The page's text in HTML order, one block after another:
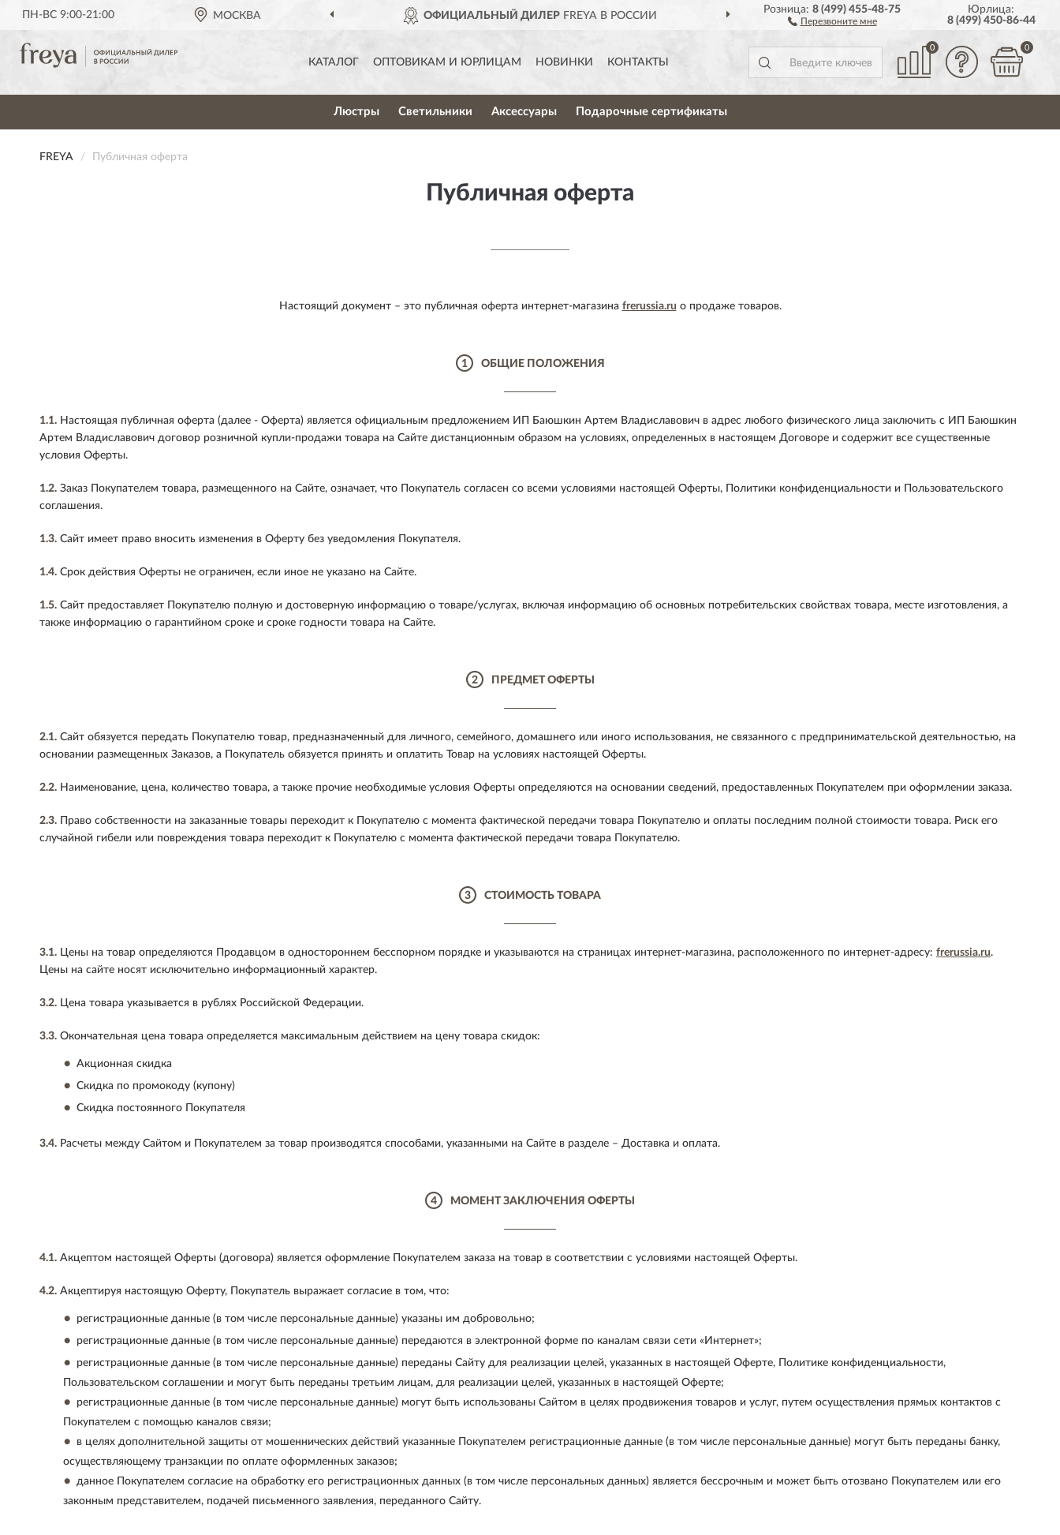
ПН-ВС 9:00-21:00 МОСКВА ОФИЦИАЛЬНЫЙ ДИЛЕРFREYA В РОССИИ ДОСТАВИМ ПО ВСЕЙ РОССИИ
Розница:8 (499) 455-48-75
Перезвоните мне
Юрлица:
8 (499) 450-86-44
КАТАЛОГ ОПТОВИКАМ И ЮРЛИЦАМ НОВИНКИ КОНТАКТЫ
0 0
Люстры Светильники Аксессуары Подарочные сертификаты
FREYA Публичная оферта
Публичная оферта
Настоящий документ – это публичная оферта интернет-магазина frerussia.ru о продаже товаров.
1 ОБЩИЕ ПОЛОЖЕНИЯ
1.1. Настоящая публичная оферта (далее - Оферта) является официальным предложением ИП Баюшкин Артем Владиславович в адрес любого физического лица заключить с ИП Баюшкин
Артем Владиславович договор розничной купли-продажи товара на Сайте дистанционным образом на условиях, определенных в настоящем Договоре и содержит все существенные
условия Оферты.
1.2. Заказ Покупателем товара, размещенного на Сайте, означает, что Покупатель согласен со всеми условиями настоящей Оферты, Политики конфиденциальности и Пользовательского
соглашения.
1.3. Сайт имеет право вносить изменения в Оферту без уведомления Покупателя.
1.4. Срок действия Оферты не ограничен, если иное не указано на Сайте.
1.5. Сайт предоставляет Покупателю полную и достоверную информацию о товаре/услугах, включая информацию об основных потребительских свойствах товара, месте изготовления, а
также информацию о гарантийном сроке и сроке годности товара на Сайте.
2 ПРЕДМЕТ ОФЕРТЫ
2.1. Сайт обязуется передать Покупателю товар, предназначенный для личного, семейного, домашнего или иного использования, не связанного с предпринимательской деятельностью, на
основании размещенных Заказов, а Покупатель обязуется принять и оплатить Товар на условиях настоящей Оферты.
2.2. Наименование, цена, количество товара, а также прочие необходимые условия Оферты определяются на основании сведений, предоставленных Покупателем при оформлении заказа.
2.3. Право собственности на заказанные товары переходит к Покупателю с момента фактической передачи товара Покупателю и оплаты последним полной стоимости товара. Риск его
случайной гибели или повреждения товара переходит к Покупателю с момента фактической передачи товара Покупателю.
3 СТОИМОСТЬ ТОВАРА
3.1. Цены на товар определяются Продавцом в одностороннем бесспорном порядке и указываются на страницах интернет-магазина, расположенного по интернет-адресу: frerussia.ru.
Цены на сайте носят исключительно информационный характер.
3.2. Цена товара указывается в рублях Российской Федерации.
3.3. Окончательная цена товара определяется максимальным действием на цену товара скидок:
Акционная скидка
Скидка по промокоду (купону)
Скидка постоянного Покупателя
3.4. Расчеты между Сайтом и Покупателем за товар производятся способами, указанными на Сайте в разделе – Доставка и оплата.
4 МОМЕНТ ЗАКЛЮЧЕНИЯ ОФЕРТЫ
4.1. Акцептом настоящей Оферты (договора) является оформление Покупателем заказа на товар в соответствии с условиями настоящей Оферты.
4.2. Акцептируя настоящую Оферту, Покупатель выражает согласие в том, что:
регистрационные данные (в том числе персональные данные) указаны им добровольно;
регистрационные данные (в том числе персональные данные) передаются в электронной форме по каналам связи сети «Интернет»;
регистрационные данные (в том числе персональные данные) переданы Сайту для реализации целей, указанных в настоящей Оферте, Политике конфиденциальности,
Пользовательском соглашении и могут быть переданы третьим лицам, для реализации целей, указанных в настоящей Оферте;
регистрационные данные (в том числе персональные данные) могут быть использованы Сайтом в целях продвижения товаров и услуг, путем осуществления прямых контактов с
Покупателем с помощью каналов связи;
в целях дополнительной защиты от мошеннических действий указанные Покупателем регистрационные данные (в том числе персональные данные) могут быть переданы банку,
осуществляющему транзакции по оплате оформленных заказов;
данное Покупателем согласие на обработку его регистрационных данных (в том числе персональных данных) является бессрочным и может быть отозвано Покупателем или его
законным представителем, подачей письменного заявления, переданного Сайту.